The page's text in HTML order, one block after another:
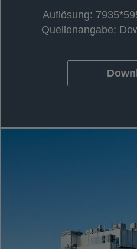
Auflösung:
Quellenangabe:
wird in